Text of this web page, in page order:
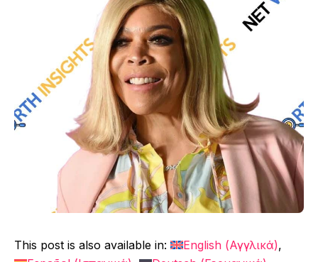
This post is also available in: English (Αγγλικά)